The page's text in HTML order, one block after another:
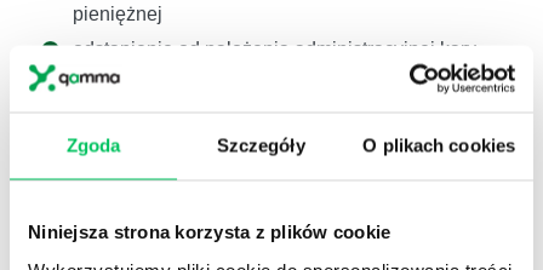
Zgoda Szczegóły O plikach cookies
Niniejsza strona korzysta z plików cookie
pieniężnej
odstąpienie od nałożenia administracyjnej kary
pieniężnej i udzielenie pouczenia
terminy przedawnienia nakładania
udzielenie ulgi w spłacie